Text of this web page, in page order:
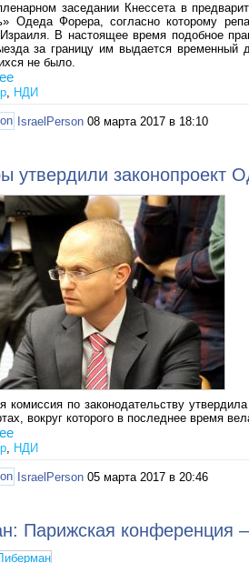
заседании Кнессета в
Одеда Форера, согласно которому
В настоящее время подобное
за границу им выдается временный
не было.
, НДИ
IsraelPerson 08 марта 2017 в 18:10
утвердили законопроект
комиссия по законодательству
вокруг которого в последнее время
, НДИ
IsraelPerson 05 марта 2017 в 20:46
Парижская конференция